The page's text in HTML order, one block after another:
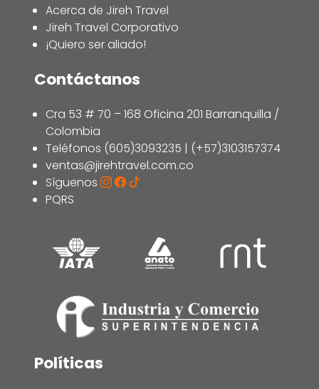
Acerca de Jireh Travel
Jireh Travel Corporativo
¡Quiero ser aliado!
Contáctanos
Cra 53 # 70 – 168 Oficina 201 Barranquilla /
Colombia
Teléfonos (605)3093235 | (+57)3103157374
ventas@jirehtravel.com.co
Síguenos
PQRS
Políticas